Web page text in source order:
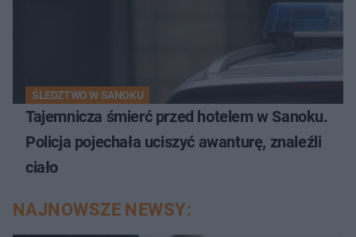
ŚLEDZTWO W SANOKU
Tajemnicza śmierć przed hotelem w Sanoku.
Policja pojechała uciszyć awanturę, znaleźli
ciało
NAJNOWSZE NEWSY: